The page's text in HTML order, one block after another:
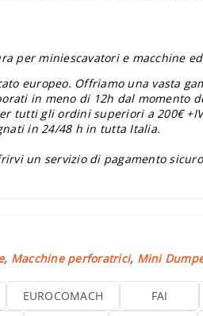
per miniescavatori e macchine
europeo. Offriamo una vasta
in meno di 12h dal momento
tutti gli ordini superiori a 200€
in 24/48 h in tutta Italia.
un servizio di pagamento
, Macchine perforatrici, Mini
EUROCOMACH FAI